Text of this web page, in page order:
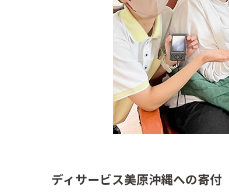
ディサービス美原沖縄への寄付